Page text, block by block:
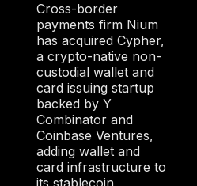
Cross-border
payments firm Nium
has acquired Cypher,
a crypto-native non-
custodial wallet and
card issuing startup
backed by Y
Combinator and
Coinbase Ventures,
adding wallet and
card infrastructure to